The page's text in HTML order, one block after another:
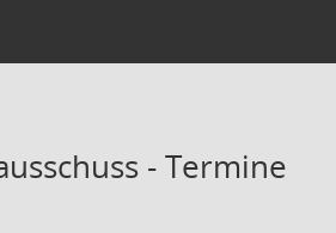
- Termine